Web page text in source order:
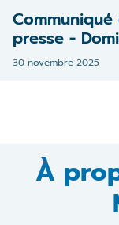
Communiqué
presse -
Burlett réélu
30 novembre 2025
À